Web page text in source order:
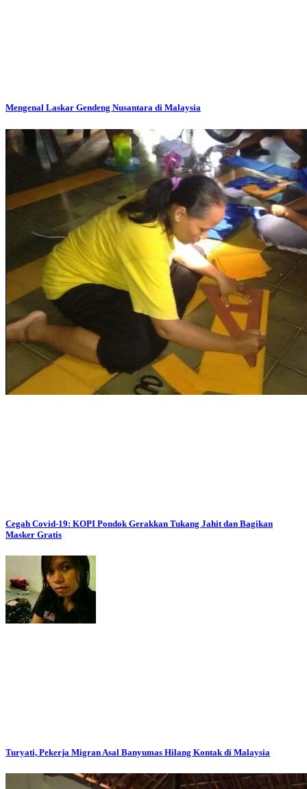
Mengenal Laskar Gendeng Nusantara di Malaysia
Cegah Covid-19: KOPI Pondok Gerakkan Tukang Jahit dan Bagikan
Masker Gratis
Turyati, Pekerja Migran Asal Banyumas Hilang Kontak di Malaysia